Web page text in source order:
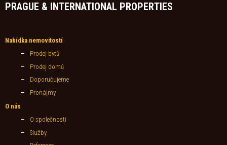
PRAGUE & INTERNATIONAL PROPERTIES
Nabídka nemovitostí
Prodej bytů
Prodej domů
Doporučujeme
Pronájmy
O nás
O společnosti
Služby